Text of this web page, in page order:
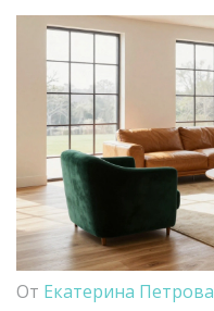
От Екатерина Петрова